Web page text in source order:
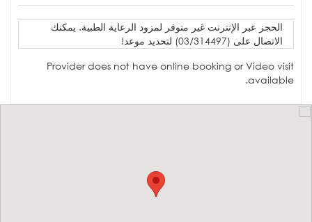
الحجز عبر الإنترنت غير متوفر لمزود الرعاية الطبية. يمكنك
الاتصال على (03/314497) لتحديد موعد!
Provider does not have online booking or Video visit
available.